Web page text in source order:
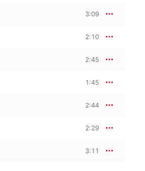
3:09
2:10
2:45
1:45
2:44
2:29
3:11